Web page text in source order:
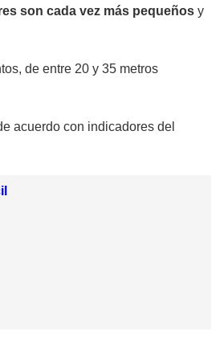
son cada vez más pequeños y
de entre 20 y 35 metros
acuerdo con indicadores del